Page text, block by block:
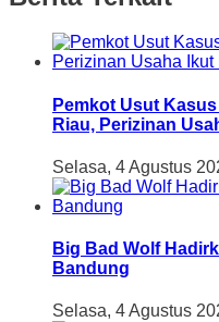
Pemkot Usut
Riau, Perizinan
Selasa, 4 Agustus
Big Bad Wolf
Bandung
Selasa, 4 Agustus